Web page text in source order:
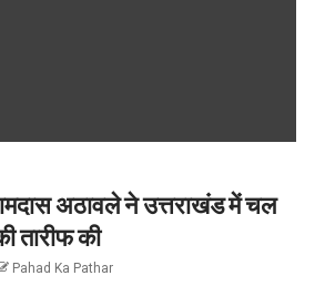
अठावले ने उत्तराखंड में चल
तारीफ की
Pahad Ka Pathar